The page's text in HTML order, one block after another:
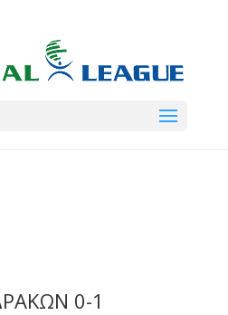
Coral
Σωματείο ΣΟΛ
5
0-1